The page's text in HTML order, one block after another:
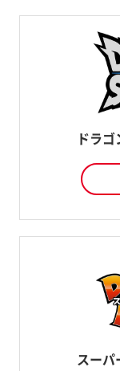
ドラ
スーパ